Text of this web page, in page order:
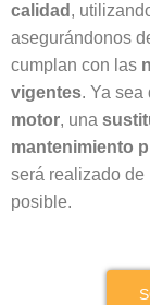
calidad ,
asegurándonos
cumplan con las
vigentes. Ya sea
motor, una
mantenimiento
será realizado de
posible.